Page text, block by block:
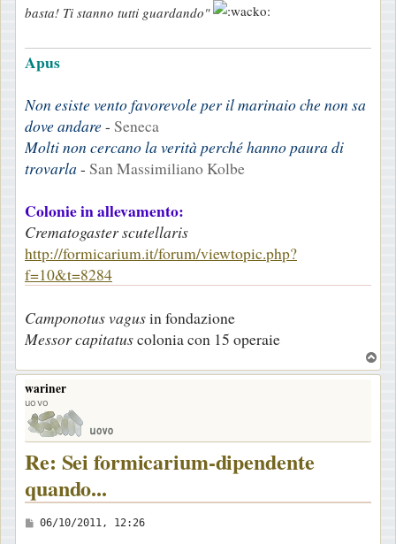
basta! Ti stanno tutti guardando"
Apus
Non esiste vento favorevole per il marinaio che non sa
dove andare- Seneca
Molti non cercano la verità perché hanno paura di
trovarla- San Massimiliano Kolbe
Colonie in allevamento:
Crematogaster scutellaris
http://formicarium.it/forum/viewtopic.php?
f=10&t=8284
Camponotus vagusin fondazione
Messor capitatuscolonia con 15 operaie
o
wariner
uovo
Re: Sei formicarium-dipendente
quando...
M
06/10/2011, 12:26